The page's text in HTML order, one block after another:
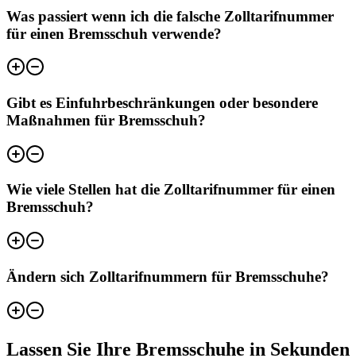
Was passiert wenn ich die falsche Zolltarifnummer
für einen Bremsschuh verwende?
Gibt es Einfuhrbeschränkungen oder besondere
Maßnahmen für Bremsschuh?
Wie viele Stellen hat die Zolltarifnummer für einen
Bremsschuh?
Ändern sich Zolltarifnummern für Bremsschuhe?
Lassen Sie Ihre Bremsschuhe in Sekunden